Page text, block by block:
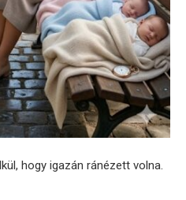
hogy igazán ránézett volna.